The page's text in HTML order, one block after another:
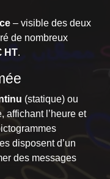
– visible des deux
de nombreux
HT.
(statique) ou
affichant l’heure et
disposent d’un
des messages